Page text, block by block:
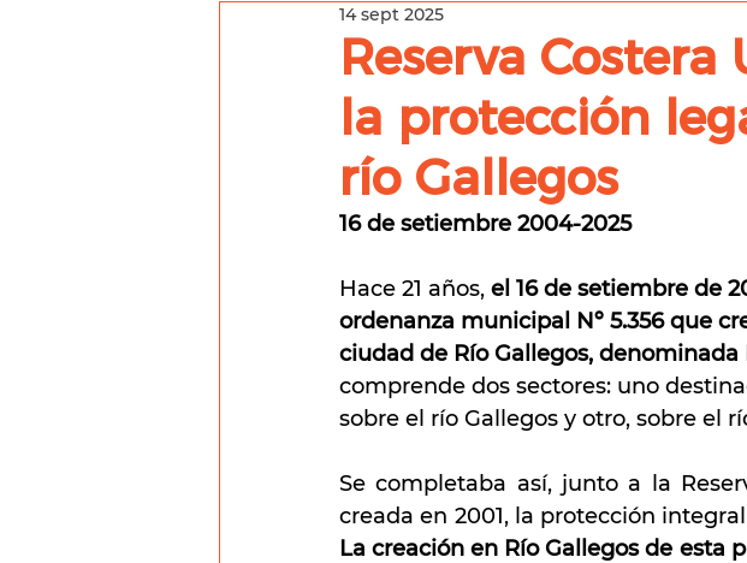
Reserva
la protección
río Gallegos
14 sept 2025
16 de setiembre 2004-2025
Hace 21 años, el 16 de setiembre de
ordenanza municipal Nº 5.356 que
ciudad de Río Gallegos, denominada
comprende dos sectores: uno
sobre el río Gallegos y otro, sobre el
Se completaba así, junto a la
La creación en Río Gallegos de esta